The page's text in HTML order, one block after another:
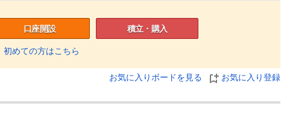
口座開設
初めての方はこちら
積立・購入
お気に入りボードを見る お気に入り登録